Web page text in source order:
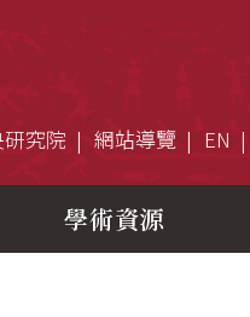
究院 網站導覽 EN
學術資源